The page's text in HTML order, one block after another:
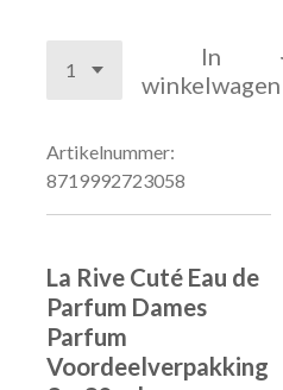
In
winkelwagen
Artikelnummer:
8719992723058
La Rive Cuté Eau de
Parfum Dames
Parfum
Voordeelverpakking